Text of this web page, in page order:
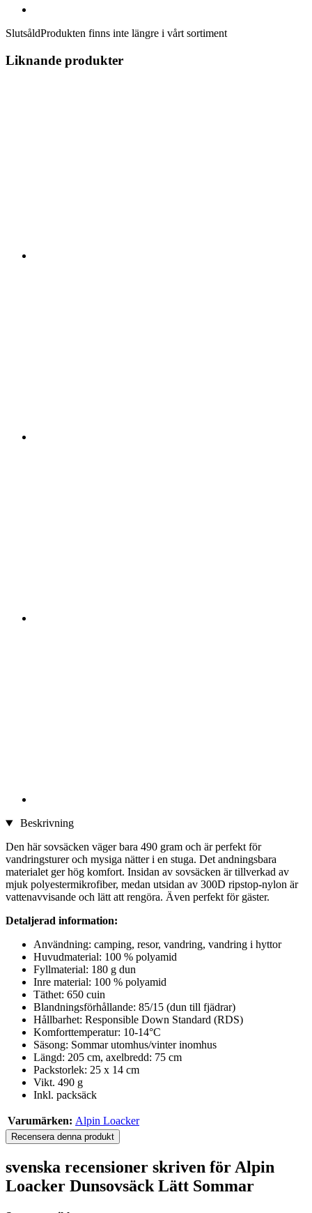
SlutsåldProdukten finns inte längre i vårt sortiment
Liknande produkter
Beskrivning
Den här sovsäcken väger bara 490 gram och är perfekt för
vandringsturer och mysiga nätter i en stuga. Det andningsbara
materialet ger hög komfort. Insidan av sovsäcken är tillverkad av
mjuk polyestermikrofiber, medan utsidan av 300D ripstop-nylon är
vattenavvisande och lätt att rengöra. Även perfekt för gäster.
Detaljerad information:
Användning: camping, resor, vandring, vandring i hyttor
Huvudmaterial: 100 % polyamid
Fyllmaterial: 180 g dun
Inre material: 100 % polyamid
Täthet: 650 cuin
Blandningsförhållande: 85/15 (dun till fjädrar)
Hållbarhet: Responsible Down Standard (RDS)
Komforttemperatur: 10-14°C
Säsong: Sommar utomhus/vinter inomhus
Längd: 205 cm, axelbredd: 75 cm
Packstorlek: 25 x 14 cm
Vikt. 490 g
Inkl. packsäck
Varumärken: Alpin Loacker
Recensera denna produkt
svenska recensioner skriven för Alpin
Loacker Dunsovsäck Lätt Sommar